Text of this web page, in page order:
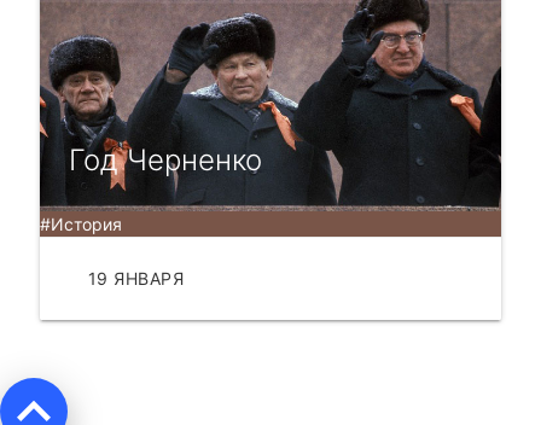
Год Черненко
#История
19 ЯНВАРЯ